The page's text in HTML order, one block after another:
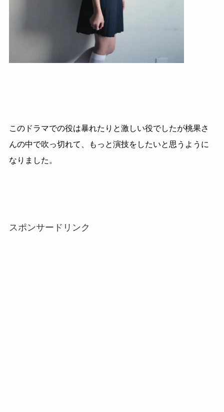
このドラマでの役は暴れたりと激しい役でしたが桃果さ
んの中で吹っ切れて、もっと演技をしたいと思うように
なりました。
スポンサードリンク